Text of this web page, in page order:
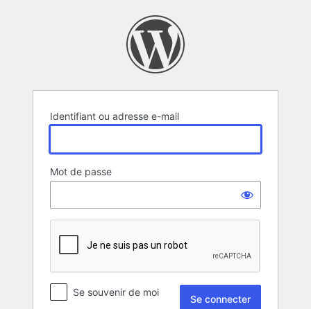
Identifiant ou adresse e-mail
Mot de passe
Se souvenir de moi